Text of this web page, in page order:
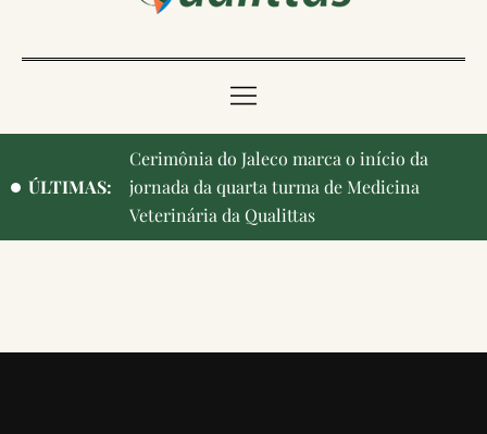
ÚLTIMAS:
Cerimônia do Jaleco marca o início da
jornada da quarta turma de Medicina
Veterinária da Qualittas
Qualittas, Portas Abertas! e aniversário de
Campinas, cidade onde nasceu a instituição,
ganham destaque na imprensa